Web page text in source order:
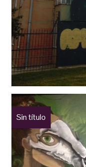
Sin título